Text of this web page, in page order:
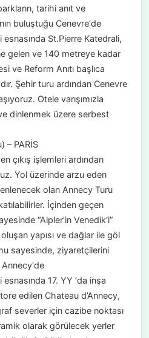
tarihi anıt ve
buluştuğu Cenevre‘de
St.Pierre Katedrali,
gelen ve 140 metreye kadar
ve Reform Anıtı başlıca
Şehir turu ardından Cenevre
Otele varışımızla
dinlenmek üzere serbest
– PARİS
çıkış işlemleri ardından
Yol üzerinde arzu eden
olan Annecy Turu
İçinden geçen
“Alpler’in Venedik‘i”
yapısı ve dağlar ile göl
sayesinde, ziyaretçilerini
17. YY ‘da inşa
edilen Chateau d’Annecy,
severler için cazibe noktası
olarak görülecek yerler